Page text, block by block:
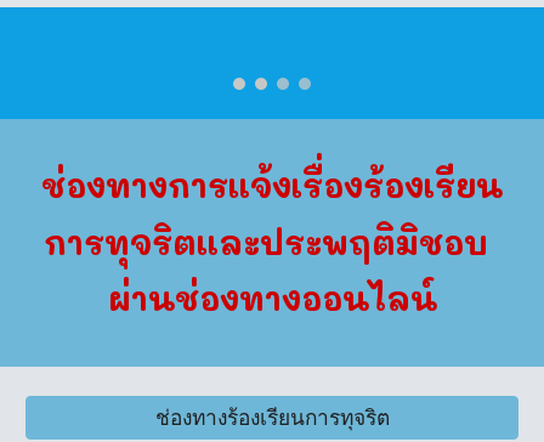
ช่องทางการแจ้งเรื่องร้องเรียน
การทุจริตและประพฤติมิชอบ
ผ่านช่องทางออนไลน์
ช่องทางร้องเรียนการทุจริต